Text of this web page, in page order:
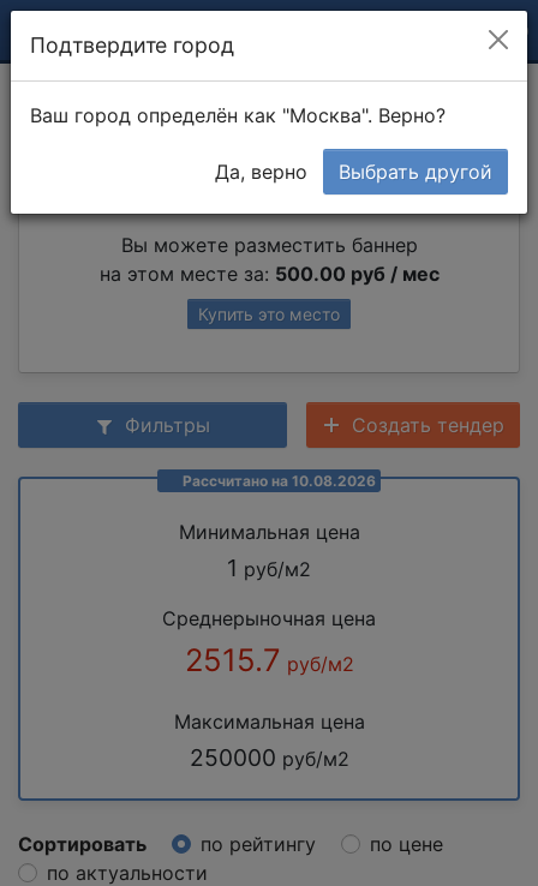
Сборка шкафа
Вы можете разместить баннер
на этом месте за: 500.00 руб / мес
Купить это место
Фильтры Создать тендер
Рассчитано на 10.08.2026
Минимальная цена
1 руб/м2
Среднерыночная цена
2515.7 руб/м2
Максимальная цена
250000 руб/м2
Сортировать по рейтингу
по цене
по актуальности
Подтвердите город
Ваш город определён как "Москва". Верно?
Да, верно Выбрать другой